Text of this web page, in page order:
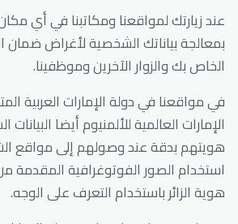
عند زيارتك لمواقعنا ومكاتبنا في أي
بمعالجة بياناتك الشخصية لأغراض ضمان
الخاص بك والزوار الآخرين وموظفينا.
في مواقعنا في دولة الإمارات العربية
الإمارات العالمية للألمنيوم أيضا البيانات
هويتهم بدقة عند وصولهم إلى مواقع
استخدام الصور الفوتوغرافية المقدمة
هوية الزائر باستخدام التعرف على الوجه.